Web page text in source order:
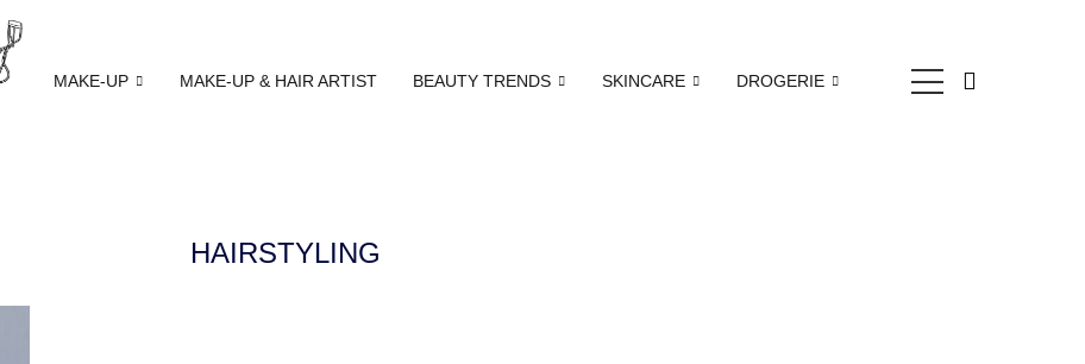
MAKE-UP MAKE-UP & HAIR ARTIST BEAUTY TRENDS SKINCARE DROGERIE
HAIRSTYLING